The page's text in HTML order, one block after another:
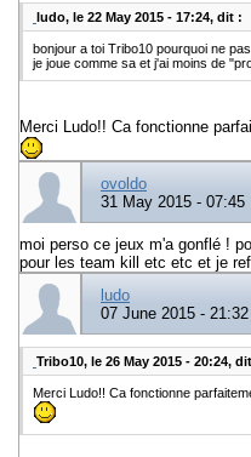
ludo, le 22 May 2015 - 17:24, dit :
bonjour a toi Tribo10 pourquoi ne
je joue comme sa et j'ai moins de
Merci Ludo!! Ca fonctionne
ovoldo
31 May 2015 - 07:45
moi perso ce jeux m'a gonflé !
pour les team kill etc etc et je
ludo
07 June 2015 - 21:32
Tribo10, le 26 May 2015 - 20:24,
Merci Ludo!! Ca fonctionne